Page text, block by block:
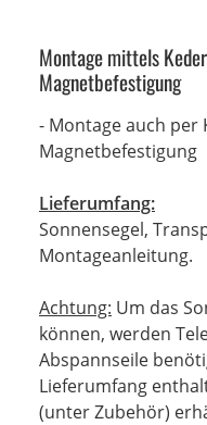
Montage mittels
Magnetbefestigung
- Montage auch per
Magnetbefestigung
Lieferumfang:
Sonnensegel,
Montageanleitung.
Achtung: Um das
können, werden
Abspannseile
Lieferumfang
(unter Zubehör)